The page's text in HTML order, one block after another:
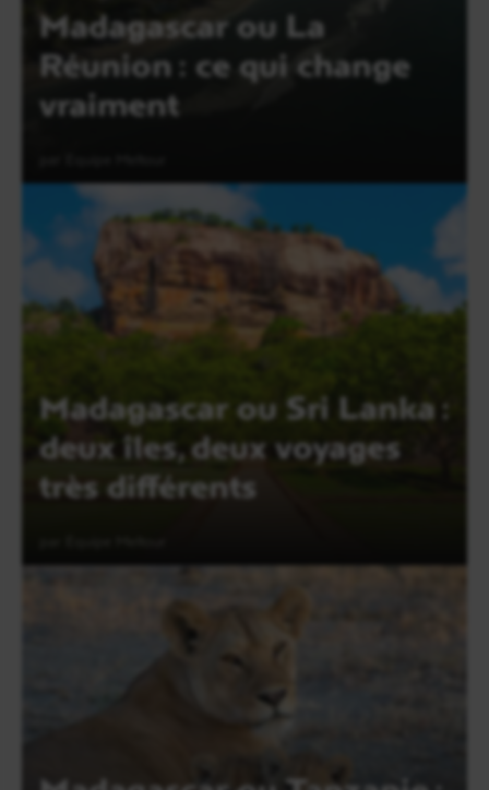
Madagascar ou La
Réunion : ce qui change
vraiment
Lire l'article
Madagascar ou Sri Lanka :
deux îles, deux voyages
très différents